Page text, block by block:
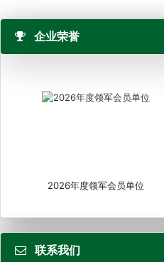
企业荣誉
2026年度领军会员单位
联系我们